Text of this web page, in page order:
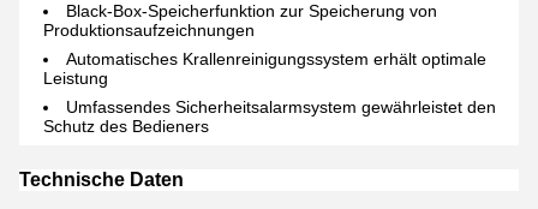
Black-Box-Speicherfunktion zur Speicherung von
Produktionsaufzeichnungen
Automatisches Krallenreinigungssystem erhält optimale
Leistung
Umfassendes Sicherheitsalarmsystem gewährleistet den
Schutz des Bedieners
Technische Daten